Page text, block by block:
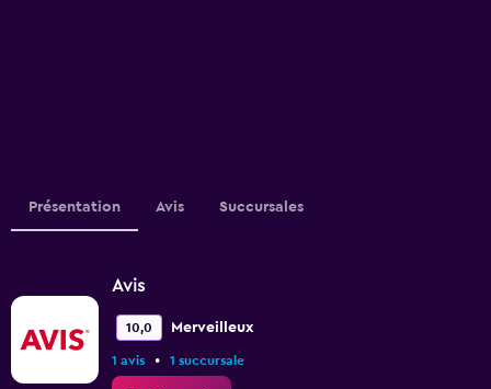
Présentation Avis Succursales
Avis
10,0 Merveilleux
1 avis • 1 succursale